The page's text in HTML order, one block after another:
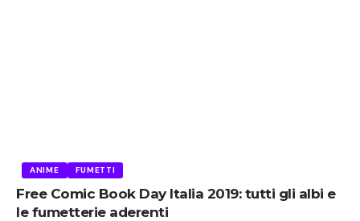
ANIME FUMETTI
Free Comic Book Day Italia 2019: tutti gli albi e
le fumetterie aderenti